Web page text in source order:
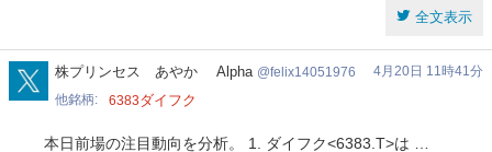
全文表示
felix14051976
株プリンセス あやか Alpha felix14051976
4月20日 11時41分
他銘柄
6383ダイフク
本日前場の注目動向を分析。 1. ダイフク<6383.T>は …